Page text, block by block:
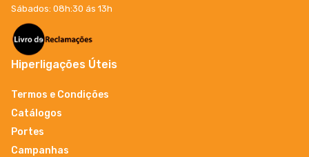
Sábados: 08h:30 ás 13h
Hiperligações Úteis
Termos e Condições
Catálogos
Portes
Campanhas